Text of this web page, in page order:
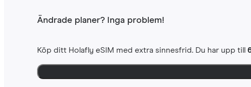
Ändrade planer? Inga problem!
Köp ditt Holafly eSIM med extra sinnesfrid. Du har upp till